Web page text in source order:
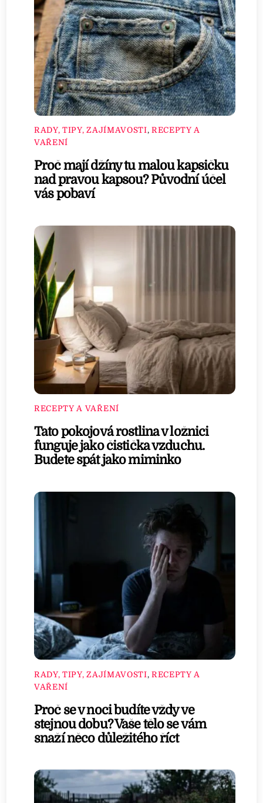
RADY, TIPY, ZAJÍMAVOSTI, RECEPTY A
VAŘENÍ
Proč mají džíny tu malou kapsičku
nad pravou kapsou? Původní účel
vás pobaví
RECEPTY A VAŘENÍ
Tato pokojová rostlina v ložnici
funguje jako čistička vzduchu.
Budete spát jako miminko
RADY, TIPY, ZAJÍMAVOSTI, RECEPTY A
VAŘENÍ
Proč se v noci budíte vždy ve
stejnou dobu? Vaše tělo se vám
snaží něco důležitého říct